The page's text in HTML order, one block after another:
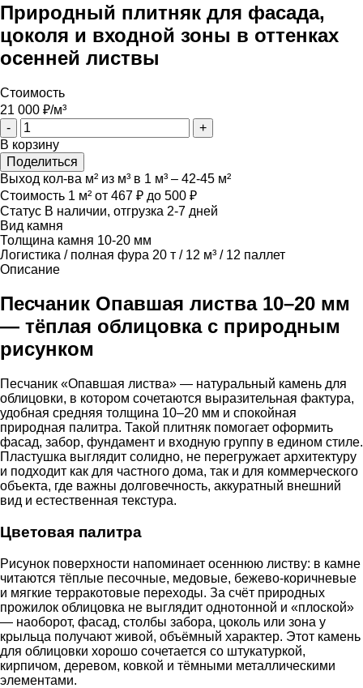
Природный плитняк для фасада,
цоколя и входной зоны в оттенках
осенней листвы
Стоимость
21 000 ₽/м³
-
+
В корзину
Поделиться
Выход кол-ва м² из м³ в 1 м³ – 42-45 м²
Стоимость 1 м² от 467 ₽ до 500 ₽
Статус В наличии, отгрузка 2-7 дней
Вид камня
Толщина камня 10-20 мм
Логистика / полная фура 20 т / 12 м³ / 12 паллет
Описание
Песчаник Опавшая листва 10–20 мм
— тёплая облицовка с природным
рисунком
Песчаник «Опавшая листва» — натуральный камень для
облицовки, в котором сочетаются выразительная фактура,
удобная средняя толщина 10–20 мм и спокойная
природная палитра. Такой плитняк помогает оформить
фасад, забор, фундамент и входную группу в едином стиле.
Пластушка выглядит солидно, не перегружает архитектуру
и подходит как для частного дома, так и для коммерческого
объекта, где важны долговечность, аккуратный внешний
вид и естественная текстура.
Цветовая палитра
Рисунок поверхности напоминает осеннюю листву: в камне
читаются тёплые песочные, медовые, бежево-коричневые
и мягкие терракотовые переходы. За счёт природных
прожилок облицовка не выглядит однотонной и «плоской»
— наоборот, фасад, столбы забора, цоколь или зона у
крыльца получают живой, объёмный характер. Этот камень
для облицовки хорошо сочетается со штукатуркой,
кирпичом, деревом, ковкой и тёмными металлическими
элементами.